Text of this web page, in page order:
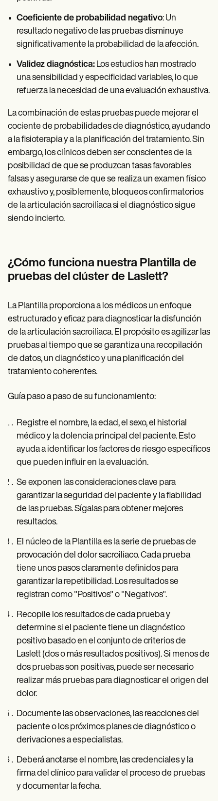
Coeficiente de probabilidad negativo: Un
resultado negativo de las pruebas disminuye
significativamente la probabilidad de la afección.
Validez diagnóstica: Los estudios han mostrado
una sensibilidad y especificidad variables, lo que
refuerza la necesidad de una evaluación exhaustiva.
La combinación de estas pruebas puede mejorar el
cociente de probabilidades de diagnóstico, ayudando
a la fisioterapia y a la planificación del tratamiento. Sin
embargo, los clínicos deben ser conscientes de la
posibilidad de que se produzcan tasas favorables
falsas y asegurarse de que se realiza un examen físico
exhaustivo y, posiblemente, bloqueos confirmatorios
de la articulación sacroilíaca si el diagnóstico sigue
siendo incierto.
¿Cómo funciona nuestra Plantilla de
pruebas del clúster de Laslett?
La Plantilla proporciona a los médicos un enfoque
estructurado y eficaz para diagnosticar la disfunción
de la articulación sacroilíaca. El propósito es agilizar las
pruebas al tiempo que se garantiza una recopilación
de datos, un diagnóstico y una planificación del
tratamiento coherentes.
Guía paso a paso de su funcionamiento:
Registre el nombre, la edad, el sexo, el historial
médico y la dolencia principal del paciente. Esto
ayuda a identificar los factores de riesgo específicos
que pueden influir en la evaluación.
Se exponen las consideraciones clave para
garantizar la seguridad del paciente y la fiabilidad
de las pruebas. Sígalas para obtener mejores
resultados.
El núcleo de la Plantilla es la serie de pruebas de
provocación del dolor sacroilíaco. Cada prueba
tiene unos pasos claramente definidos para
garantizar la repetibilidad. Los resultados se
registran como "Positivos" o "Negativos".
Recopile los resultados de cada prueba y
determine si el paciente tiene un diagnóstico
positivo basado en el conjunto de criterios de
Laslett (dos o más resultados positivos). Si menos de
dos pruebas son positivas, puede ser necesario
realizar más pruebas para diagnosticar el origen del
dolor.
Documente las observaciones, las reacciones del
paciente o los próximos planes de diagnóstico o
derivaciones a especialistas.
Deberá anotarse el nombre, las credenciales y la
firma del clínico para validar el proceso de pruebas
y documentar la fecha.